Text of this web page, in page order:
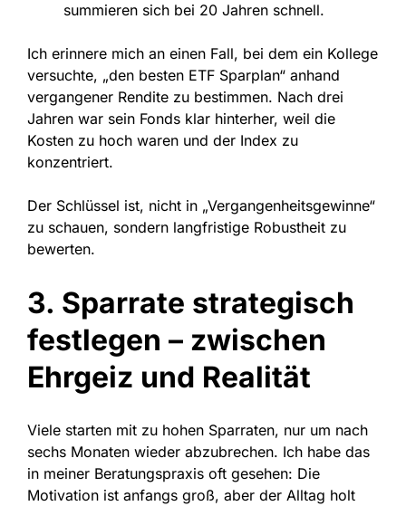
summieren sich bei 20 Jahren schnell.
Ich erinnere mich an einen Fall, bei dem ein Kollege
versuchte, „den besten ETF Sparplan“ anhand
vergangener Rendite zu bestimmen. Nach drei
Jahren war sein Fonds klar hinterher, weil die
Kosten zu hoch waren und der Index zu
konzentriert.
Der Schlüssel ist, nicht in „Vergangenheitsgewinne“
zu schauen, sondern langfristige Robustheit zu
bewerten.
3. Sparrate strategisch
festlegen – zwischen
Ehrgeiz und Realität
Viele starten mit zu hohen Sparraten, nur um nach
sechs Monaten wieder abzubrechen. Ich habe das
in meiner Beratungspraxis oft gesehen: Die
Motivation ist anfangs groß, aber der Alltag holt